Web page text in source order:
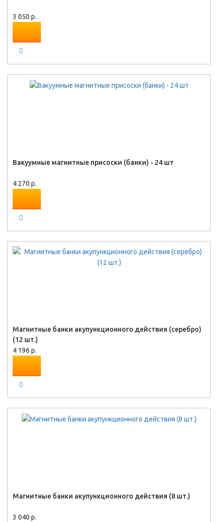
3 050 р.
Вакуумные магнитные присоски (банки) - 24 шт
4 270 р.
Магнитные банки акупункционного действия (серебро)
(12 шт.)
4 196 р.
Магнитные банки акупункционного действия (8 шт.)
3 040 р.